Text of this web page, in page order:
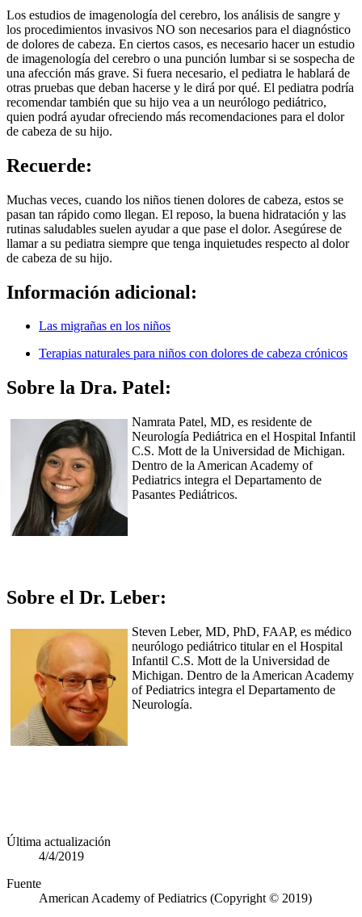
Los estudios de imagenología del cerebro, los análisis de sangre y
los procedimientos invasivos NO son necesarios para el diagnóstico
de dolores de cabeza. En ciertos casos, es necesario hacer un estudio
de imagenología del cerebro o una punción lumbar si se sospecha de
una afección más grave. Si fuera necesario, el pediatra le hablará de
otras pruebas que deban hacerse y le dirá por qué. El pediatra podría
recomendar también que su hijo vea a un neurólogo pediátrico,
quien podrá ayudar ofreciendo más recomendaciones para el dolor
de cabeza de su hijo.
Recuerde:
Muchas veces, cuando los niños tienen dolores de cabeza, estos se
pasan tan rápido como llegan. El reposo, la buena hidratación y las
rutinas saludables suelen ayudar a que pase el dolor. Asegúrese de
llamar a su pediatra siempre que tenga inquietudes respecto al dolor
de cabeza de su hijo.
Información adicional:
Las migrañas en los niños
Terapias naturales para niños con dolores de cabeza crónicos
Sobre la Dra. Patel:
Namrata Patel, MD, es residente de
Neurología Pediátrica en el Hospital Infantil
C.S. Mott de la Universidad de Michigan.
Dentro de la American Academy of
Pediatrics integra el Departamento de
Pasantes Pediátricos.
Sobre el Dr. Leber:
Steven Leber, MD, PhD, FAAP, es médico
neurólogo pediátrico titular en el Hospital
Infantil C.S. Mott de la Universidad de
Michigan. Dentro de la American Academy
of Pediatrics integra el Departamento de
Neurología.
Última actualización
4/4/2019
Fuente
American Academy of Pediatrics (Copyright © 2019)